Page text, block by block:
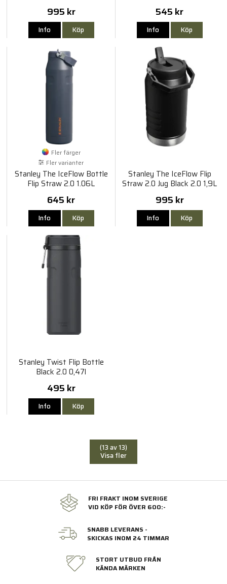
995 kr
Info Köp
545 kr
Info Köp
Fler färger
Fler varianter
Stanley The IceFlow Bottle
Flip Straw 2.0 1.06L
645 kr
Info Köp
Stanley The IceFlow Flip
Straw 2.0 Jug Black 2.0 1,9L
995 kr
Info Köp
Stanley Twist Flip Bottle
Black 2.0 0,47l
495 kr
Info Köp
(13 av 13)
Visa fler
FRI FRAKT INOM SVERIGE
VID KÖP FÖR ÖVER 600:-
SNABB LEVERANS -
SKICKAS INOM 24 TIMMAR
STORT UTBUD FRÅN
KÄNDA MÄRKEN